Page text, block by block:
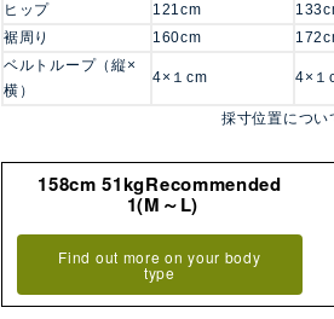
ヒップ
121cm
裾周り
160cm
ベルトループ（縦×
横）
4×１cm 4×１
採寸位置につ
158cm 51kgRecommended
1(M～L)
Find out more on your body
type